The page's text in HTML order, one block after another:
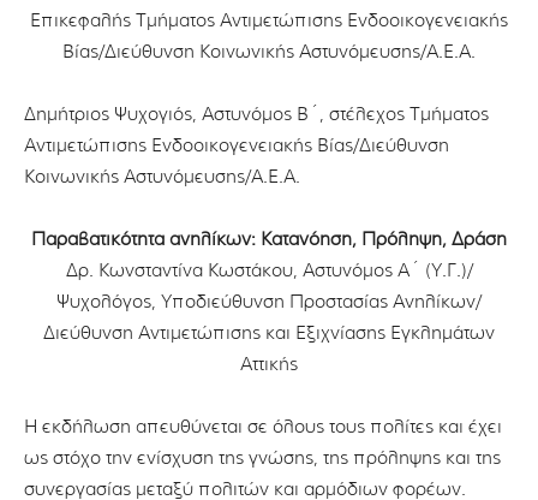
Επικεφαλής Τμήματος Αντιμετώπισης Ενδοοικογενειακής
Βίας/Διεύθυνση Κοινωνικής Αστυνόμευσης/Α.Ε.Α.
Δημήτριος Ψυχογιός, Αστυνόμος Β΄, στέλεχος Τμήματος
Αντιμετώπισης Ενδοοικογενειακής Βίας/Διεύθυνση
Κοινωνικής Αστυνόμευσης/Α.Ε.Α.
Παραβατικότητα ανηλίκων: Κατανόηση, Πρόληψη, Δράση
Δρ. Κωνσταντίνα Κωστάκου, Αστυνόμος Α΄ (Υ.Γ.)/
Ψυχολόγος, Υποδιεύθυνση Προστασίας Ανηλίκων/
Διεύθυνση Αντιμετώπισης και Εξιχνίασης Εγκλημάτων
Αττικής
Η εκδήλωση απευθύνεται σε όλους τους πολίτες και έχει
ως στόχο την ενίσχυση της γνώσης, της πρόληψης και της
συνεργασίας μεταξύ πολιτών και αρμόδιων φορέων.